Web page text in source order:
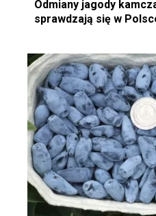
Odmiany jagody
sprawdzają się w